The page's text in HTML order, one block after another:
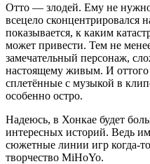
Отто — злодей. Ему не нужно
всецело сконцентрировался
показывается, к каким
может привести. Тем не
замечательный персонаж,
настоящему живым. И
сплетённые с музыкой в
особенно остро.
Надеюсь, в Хонкае будет
интересных историй. Ведь
сюжетные линии игр когда-
творчество MiHoYo.